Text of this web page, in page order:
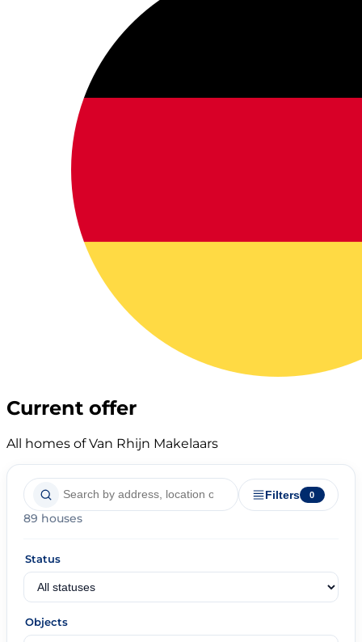
Current offer
All homes of Van Rhijn Makelaars
Filters 0
89 houses
Status
Objects